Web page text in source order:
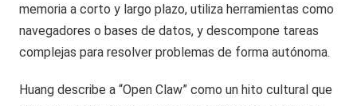
memoria a corto y largo plazo, utiliza herramientas como
navegadores o bases de datos, y descompone tareas
complejas para resolver problemas de forma autónoma.
Huang describe a “Open Claw” como un hito cultural que